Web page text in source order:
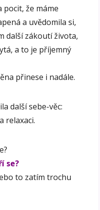
pocit, že máme
a uvědomila si,
další zákoutí života,
a to je příjemný
přinese i nadále.
další sebe-věc:
relaxaci.
se?
to zatím trochu